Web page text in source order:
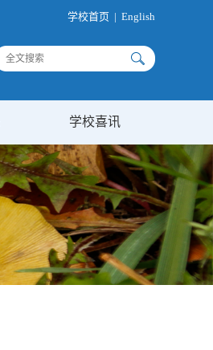
学校首页 | English
学校喜讯